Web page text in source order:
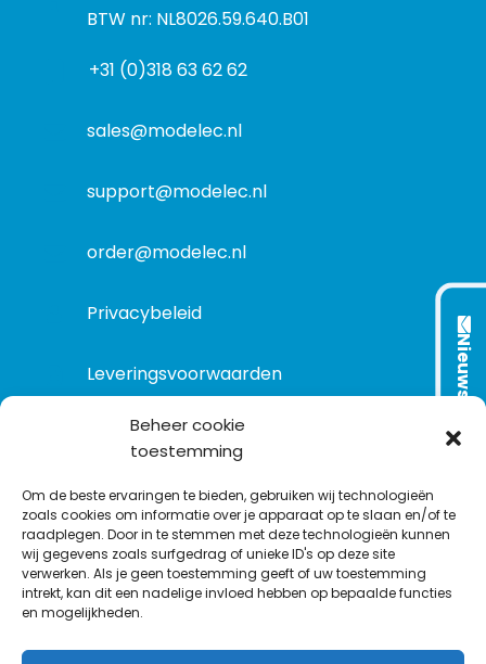
Beheer cookie
toestemming
Om de beste ervaringen te bieden, gebruiken wij technologieën
zoals cookies om informatie over je apparaat op te slaan en/of te
raadplegen. Door in te stemmen met deze technologieën kunnen
wij gegevens zoals surfgedrag of unieke ID's op deze site
verwerken. Als je geen toestemming geeft of uw toestemming
intrekt, kan dit een nadelige invloed hebben op bepaalde functies
en mogelijkheden.
a
r
a
s
n
o
m
BTW nr: NL8026.59.640.B01
+31 (0)318 63 62 62
sales@modelec.nl
support@modelec.nl
order@modelec.nl
Privacybeleid
Leveringsvoorwaarden
L
i
n
e
T
w
i
t
F
a
c
b
Y
o
u
u
C
o
n
a
Nieuwsbrief